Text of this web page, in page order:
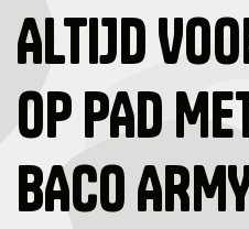
ALTIJD
OP PAD
BACO